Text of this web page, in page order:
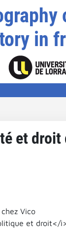
in
et droit
Vico
et droit</